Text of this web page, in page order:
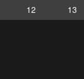
12 13